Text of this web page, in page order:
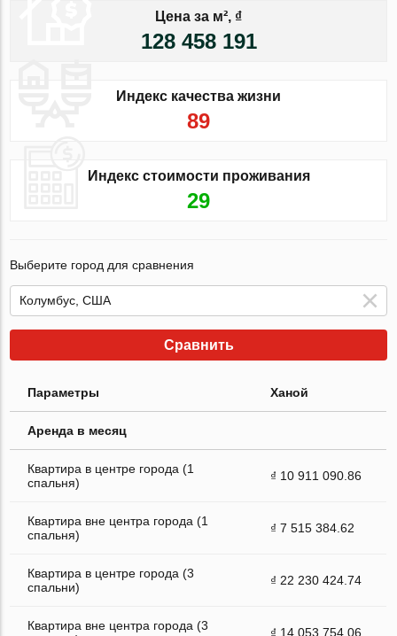
Цена за м², ₫
128 458 191
Индекс качества жизни
89
Индекс стоимости проживания
29
Выберите город для сравнения
Сравнить
Параметры Ханой
Аренда в месяц
Квартира в центре города (1
спальня)
₫ 10 911 090.86
Квартира вне центра города (1
спальня)
₫ 7 515 384.62
Квартира в центре города (3
спальни)
₫ 22 230 424.74
Квартира вне центра города (3
₫ 14 053 754.06